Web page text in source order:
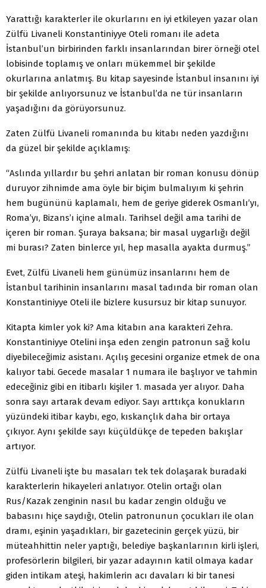
Yarattığı karakterler ile okurlarını en iyi etkileyen yazar olan
Zülfü Livaneli Konstantiniyye Oteli romanı ile adeta
İstanbul’un birbirinden farklı insanlarından birer örneği otel
lobisinde toplamış ve onları mükemmel bir şekilde
okurlarına anlatmış. Bu kitap sayesinde İstanbul insanını iyi
bir şekilde anlıyorsunuz ve İstanbul’da ne tür insanların
yaşadığını da görüyorsunuz.
Zaten Zülfü Livaneli romanında bu kitabı neden yazdığını
da güzel bir şekilde açıklamış:
“Aslında yıllardır bu şehri anlatan bir roman konusu dönüp
duruyor zihnimde ama öyle bir biçim bulmalıyım ki şehrin
hem bugününü kaplamalı, hem de geriye giderek Osmanlı’yı,
Roma’yı, Bizans’ı içine almalı. Tarihsel değil ama tarihi de
içeren bir roman. Şuraya baksana; bir masal uygarlığı değil
mi burası? Zaten binlerce yıl, hep masalla ayakta durmuş.”
Evet, Zülfü Livaneli hem günümüz insanlarını hem de
İstanbul tarihinin insanlarını masal tadında bir roman olan
Konstantiniyye Oteli ile bizlere kusursuz bir kitap sunuyor.
Kitapta kimler yok ki? Ama kitabın ana karakteri Zehra.
Konstantiniyye Otelini inşa eden zengin patronun sağ kolu
diyebileceğimiz asistanı. Açılış gecesini organize etmek de ona
kalıyor tabi. Gecede masalar 1 numara ile başlıyor ve tahmin
edeceğiniz gibi en itibarlı kişiler 1. masada yer alıyor. Daha
sonra sayı artarak devam ediyor. Sayı arttıkça konukların
yüzündeki itibar kaybı, ego, kıskançlık daha bir ortaya
çıkıyor. Aynı şekilde sayı küçüldükçe de tepeden bakışlar
artıyor.
Zülfü Livaneli işte bu masaları tek tek dolaşarak buradaki
karakterlerin hikayeleri anlatıyor. Otelin ortağı olan
Rus/Kazak zenginin nasıl bu kadar zengin olduğu ve
babasını hiçe saydığı, Otelin patronunun çocukları ile olan
dramı, eşinin yaşadıkları, bir gazetecinin gerçek yüzü, bir
müteahhittin neler yaptığı, belediye başkanlarının kirli işleri,
profesörlerin bilgileri, bir yazar adayının katil olmaya kadar
giden intikam ateşi, hakimlerin acı davaları ki bir tanesi